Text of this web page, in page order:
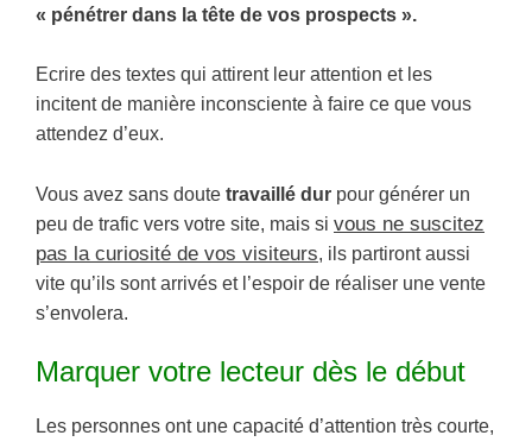
« pénétrer dans la tête de vos prospects ».
Ecrire des textes qui attirent leur attention et les
incitent de manière inconsciente à faire ce que vous
attendez d’eux.
Vous avez sans doute travaillé dur pour générer un
peu de trafic vers votre site, mais si vous ne suscitez
pas la curiosité de vos visiteurs, ils partiront aussi
vite qu’ils sont arrivés et l’espoir de réaliser une vente
s’envolera.
Marquer votre lecteur dès le début
Les personnes ont une capacité d’attention très courte,